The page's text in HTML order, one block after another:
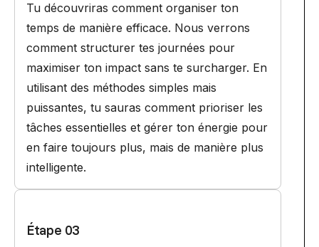
Tu découvriras comment organiser ton
temps de manière efficace. Nous verrons
comment structurer tes journées pour
maximiser ton impact sans te surcharger. En
utilisant des méthodes simples mais
puissantes, tu sauras comment prioriser les
tâches essentielles et gérer ton énergie pour
en faire toujours plus, mais de manière plus
intelligente.
Étape 03